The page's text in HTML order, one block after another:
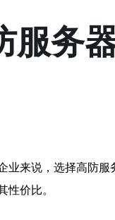
服务
业来说，选择高防
性价比。